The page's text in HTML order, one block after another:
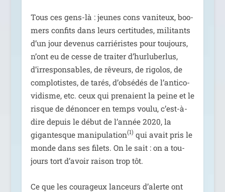
Tous ces gens-là : jeunes cons vani­teux, boo­
mers confits dans leurs cer­ti­tudes, mili­tants
d’un jour deve­nus car­rié­ristes pour tou­jours,
n’ont eu de cesse de trai­ter d’hur­lu­ber­lus,
d’irresponsables, de rêveurs, de rigo­los, de
com­plo­tistes, de tarés, d’ob­sé­dés de l’an­ti­co­
vi­disme, etc. ceux qui pre­naient la peine et le
risque de dénon­cer en temps vou­lu, c’est-à-
dire depuis le début de l’an­née 2020, la
gigan­tesque mani­pu­la­tion(1) qui avait pris le
monde dans ses filets. On le sait : on a tou­
jours tort d’avoir rai­son trop tôt.
Ce que les cou­ra­geux lan­ceurs d’alerte ont